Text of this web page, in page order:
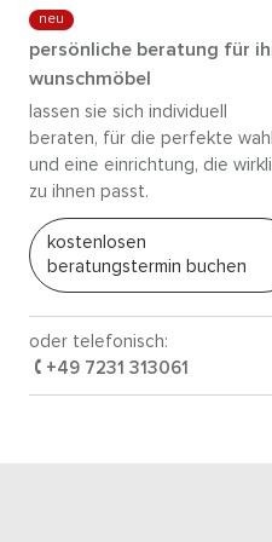
neu
persönliche beratung für
wunschmöbel
lassen sie sich individuell
beraten, für die perfekte wahl
und eine einrichtung, die
zu ihnen passt.
kostenlosen
beratungstermin buchen
oder telefonisch:
+49 7231 313061